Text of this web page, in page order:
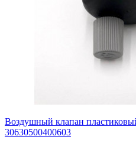
Воздушный клапан
30630500400603